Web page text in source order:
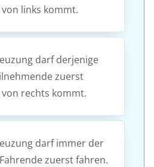
links kommt.
darf derjenige
zuerst
rechts kommt.
darf immer der
zuerst fahren.